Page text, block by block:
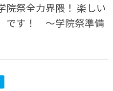
院祭全力界隈！ 楽しい
です！ ～学院祭準備